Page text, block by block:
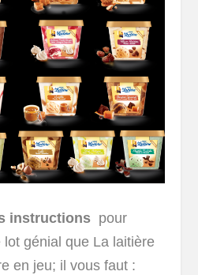
instructions pour
génial que La laitière
en jeu; il vous faut :